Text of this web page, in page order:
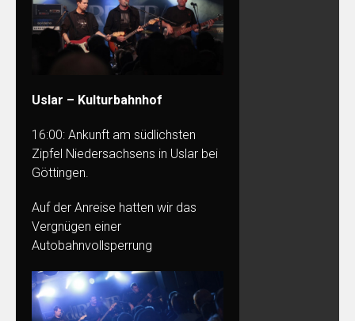
Uslar – Kulturbahnhof
16:00: Ankunft am südlichsten
Zipfel Niedersachsens in Uslar bei
Göttingen.
Auf der Anreise hatten wir das
Vergnügen einer
Autobahnvollsperrung